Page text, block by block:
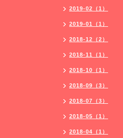
2019-02（1）
2019-01（1）
2018-12（2）
2018-11（1）
2018-10（1）
2018-09（3）
2018-07（3）
2018-05（1）
2018-04（1）